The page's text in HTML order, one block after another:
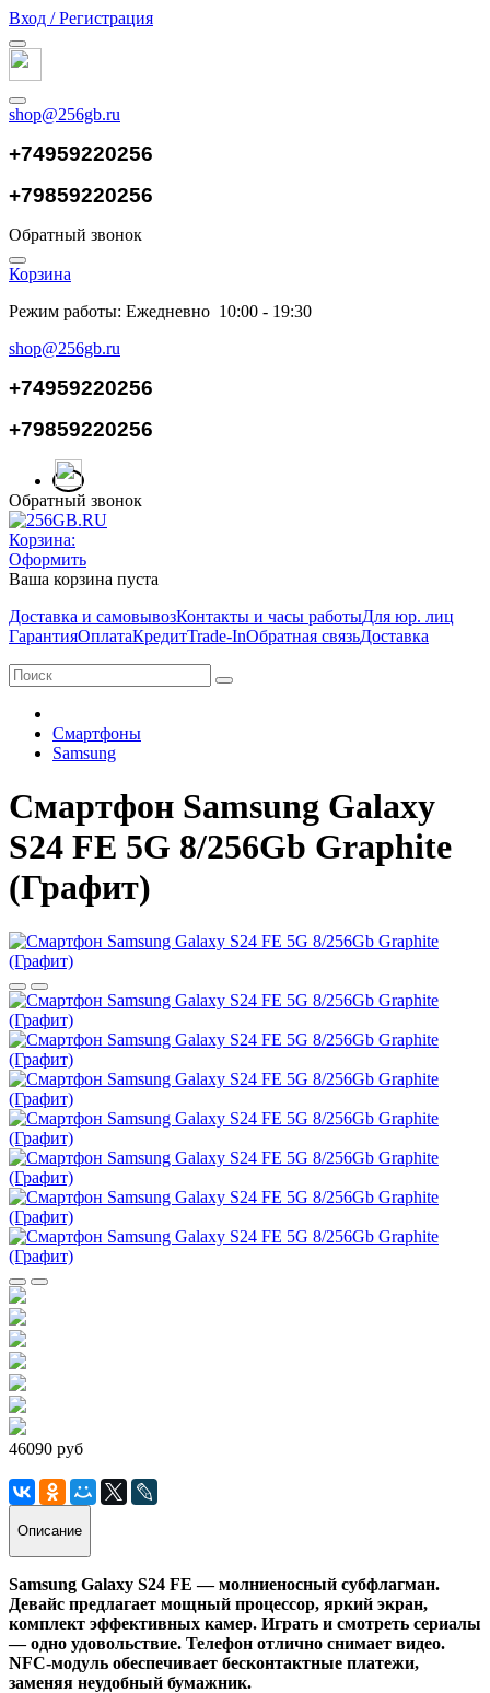
Вход / Регистрация
shop@256gb.ru
+74959220256
+79859220256
Обратный звонок
Корзина
Режим работы: Ежедневно 10:00 - 19:30
shop@256gb.ru
+74959220256
+79859220256
Обратный звонок
Корзина:
Оформить
Ваша корзина пуста
Доставка и самовывозКонтакты и часы работыДля юр. лиц
ГарантияОплатаКредитTrade-InОбратная связьДоставка
Смартфоны
Samsung
Смартфон Samsung Galaxy
S24 FE 5G 8/256Gb Graphite
(Графит)
46090 руб
Описание
Samsung Galaxy S24 FE — молниеносный субфлагман.
Девайс предлагает мощный процессор, яркий экран,
комплект эффективных камер. Играть и смотреть сериалы
— одно удовольствие. Телефон отлично снимает видео.
NFC-модуль обеспечивает бесконтактные платежи,
заменяя неудобный бумажник.